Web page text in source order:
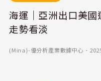
海運｜亞洲出口美
走勢看淡
(Mina)-優分析產業數據中心 ．